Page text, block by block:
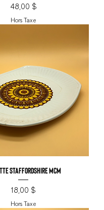
Prix
48,00 $
Hors Taxe
Staffordshire MCM
Prix
18,00 $
Hors Taxe